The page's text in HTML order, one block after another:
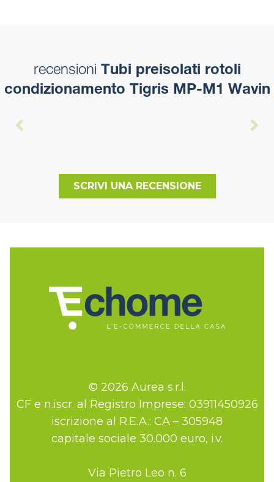
recensioni Tubi preisolati rotoli
condizionamento Tigris MP-M1 Wavin
SCRIVI UNA RECENSIONE
© 2026 Aurea s.r.l.
CF e n.iscr. al Registro Imprese: 03911450926
iscrizione al R.E.A.: CA – 305948
capitale sociale 30.000 euro, i.v.
Via Pietro Leo n. 6